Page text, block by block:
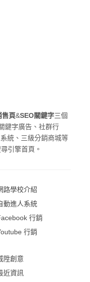
售頁&SEO關鍵字三個
鍵字廣告、社群行
統、三級分銷商城等
引擎首頁。
路學校介紹
動進人系統
行銷
行銷
陞創意
近資訊